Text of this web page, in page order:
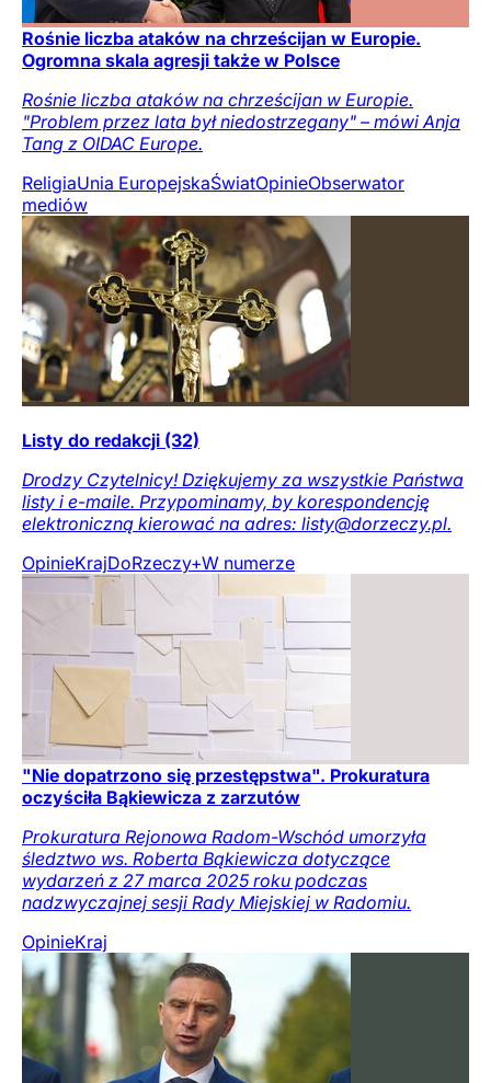
Rośnie liczba ataków na chrześcijan w Europie.
Ogromna skala agresji także w Polsce
Rośnie liczba ataków na chrześcijan w Europie.
"Problem przez lata był niedostrzegany" – mówi Anja
Tang z OIDAC Europe.
ReligiaUnia EuropejskaŚwiatOpinieObserwator
mediów
Listy do redakcji (32)
Drodzy Czytelnicy! Dziękujemy za wszystkie Państwa
listy i e-maile. Przypominamy, by korespondencję
elektroniczną kierować na adres: listy@dorzeczy.pl.
OpinieKrajDoRzeczy+W numerze
"Nie dopatrzono się przestępstwa". Prokuratura
oczyściła Bąkiewicza z zarzutów
Prokuratura Rejonowa Radom-Wschód umorzyła
śledztwo ws. Roberta Bąkiewicza dotyczące
wydarzeń z 27 marca 2025 roku podczas
nadzwyczajnej sesji Rady Miejskiej w Radomiu.
OpinieKraj